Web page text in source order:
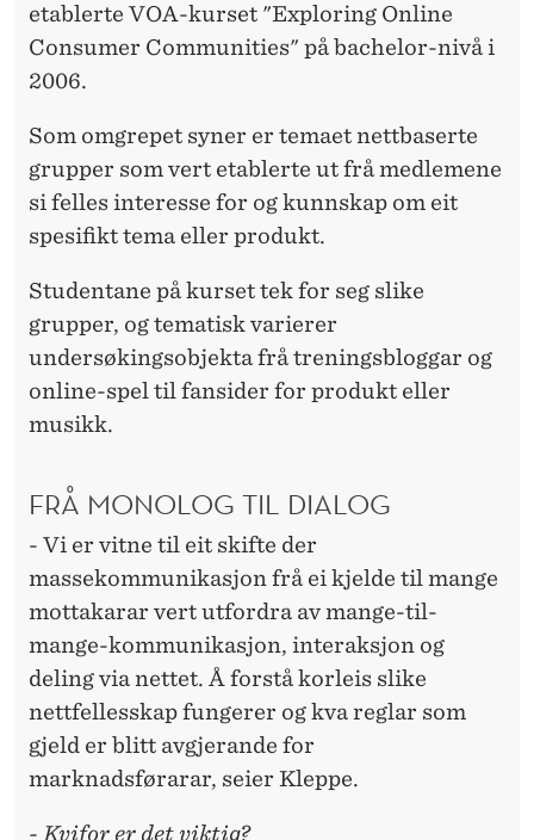
etablerte VOA-kurset "Exploring Online
Consumer Communities" på bachelor-nivå i
2006.
Som omgrepet syner er temaet nettbaserte
grupper som vert etablerte ut frå medlemene
si felles interesse for og kunnskap om eit
spesifikt tema eller produkt.
Studentane på kurset tek for seg slike
grupper, og tematisk varierer
undersøkingsobjekta frå treningsbloggar og
online-spel til fansider for produkt eller
musikk.
FRÅ MONOLOG TIL DIALOG
- Vi er vitne til eit skifte der
massekommunikasjon frå ei kjelde til mange
mottakarar vert utfordra av mange-til-
mange-kommunikasjon, interaksjon og
deling via nettet. Å forstå korleis slike
nettfellesskap fungerer og kva reglar som
gjeld er blitt avgjerande for
marknadsførarar, seier Kleppe.
- Kvifor er det viktig?